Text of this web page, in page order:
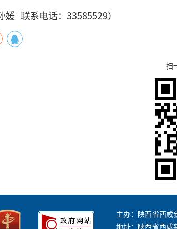
媛 联系电话：33585529）
扫
主办：陕西省西咸
地址：陕西省西咸